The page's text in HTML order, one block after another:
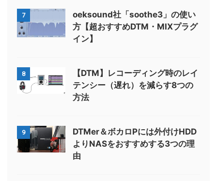
7
oeksound社「soothe3」の使い
方【超おすすめDTM・MIXプラグ
イン】
8
【DTM】レコーディング時のレイ
テンシー（遅れ）を減らす8つの
方法
9
DTMer＆ボカロPには外付けHDD
よりNASをおすすめする3つの理
由